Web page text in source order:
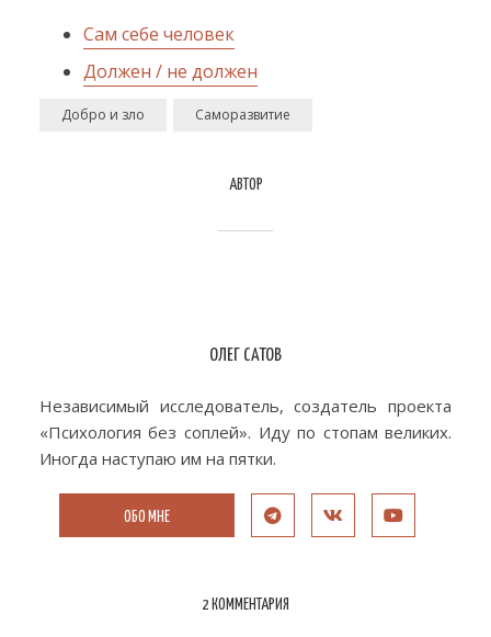
Сам себе человек
Должен / не должен
Добро и зло Саморазвитие
АВТОР
ОЛЕГ САТОВ
Независимый исследователь, создатель проекта
«Психология без соплей». Иду по стопам великих.
Иногда наступаю им на пятки.
ОБО МНЕ
2 КОММЕНТАРИЯ